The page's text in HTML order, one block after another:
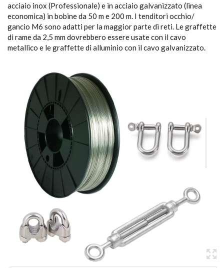
acciaio inox (Professionale) e in acciaio galvanizzato (linea
economica) in bobine da 50 m e 200 m. I tenditori occhio/
gancio M6 sono adatti per la maggior parte di reti. Le graffette
di rame da 2,5 mm dovrebbero essere usate con il cavo
metallico e le graffette di alluminio con il cavo galvanizzato.